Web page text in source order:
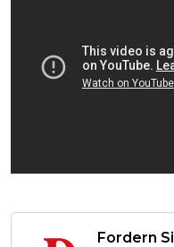
Fordern